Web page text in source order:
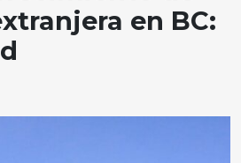
en BC: